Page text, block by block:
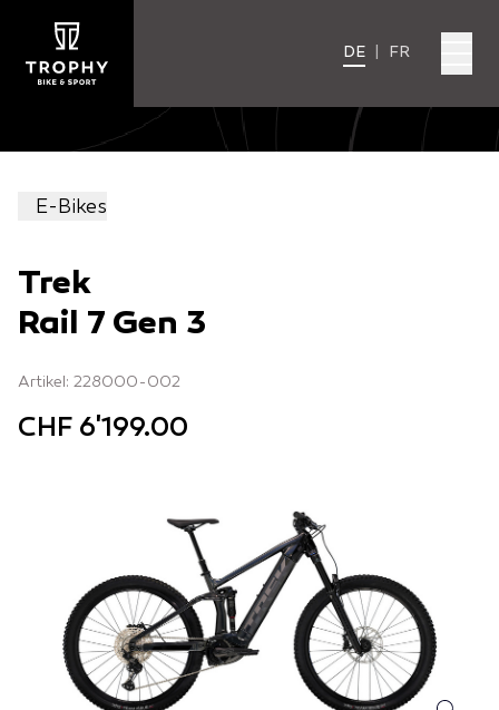
DE FR
E-Bikes
Trek
Rail 7 Gen 3
Artikel: 228000-002
CHF 6'199.00